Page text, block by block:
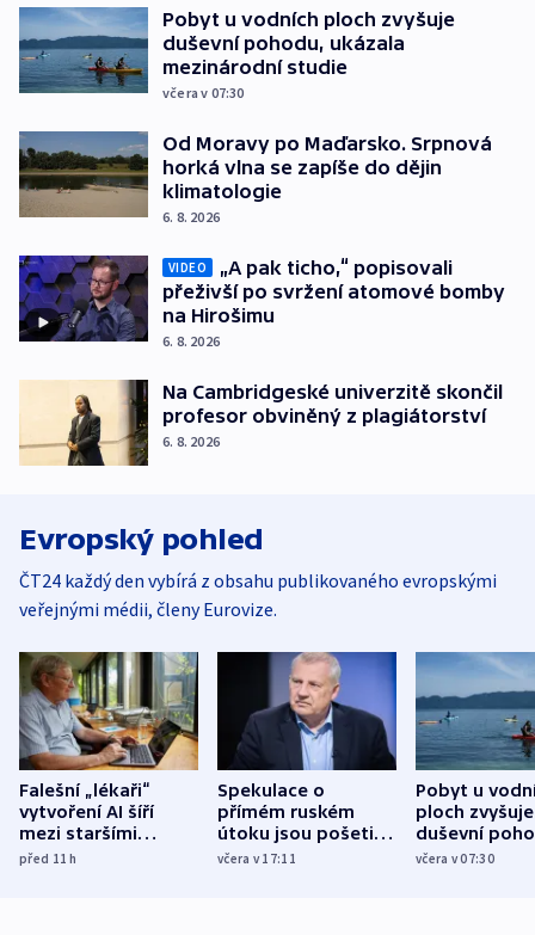
Pobyt u vodních ploch zvyšuje
duševní pohodu, ukázala
mezinárodní studie
včera v 07:30
Od Moravy po Maďarsko. Srpnová
horká vlna se zapíše do dějin
klimatologie
6. 8. 2026
VIDEO
„A pak ticho,“ popisovali
přeživší po svržení atomové bomby
na Hirošimu
6. 8. 2026
Na Cambridgeské univerzitě skončil
profesor obviněný z plagiátorství
6. 8. 2026
Evropský pohled
ČT24 každý den vybírá z obsahu publikovaného evropskými
veřejnými médii, členy Eurovize.
Falešní „lékaři“
vytvoření AI šíří
mezi staršími
Poláky nebezpečné
před 11h
Spekulace o
přímém ruském
útoku jsou pošetilé,
míní estonský
včera v 17:11
Pobyt u
ploch zvyšuje
duševní
ukázala
včera v 07:30